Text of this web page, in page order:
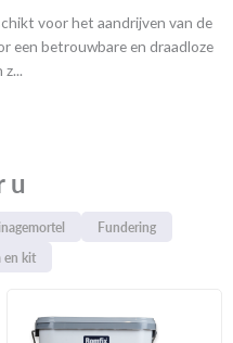
voor het aandrijven van de
een betrouwbare en draadloze
u
Fundering
en kit